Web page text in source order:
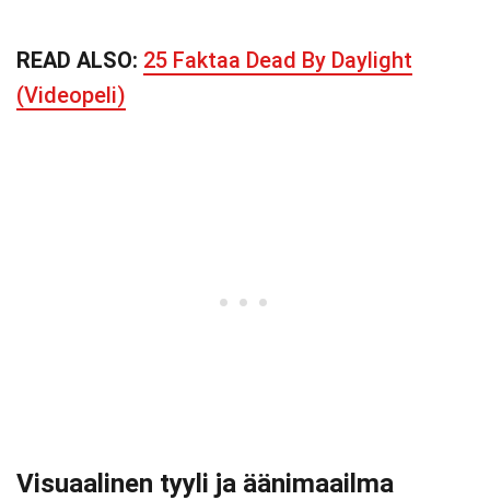
READ ALSO: 25 Faktaa Dead By Daylight
(Videopeli)
Visuaalinen tyyli ja äänimaailma